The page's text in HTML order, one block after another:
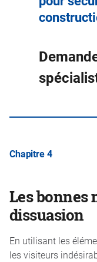
Chapitre 4
Les bonnes
dissuasion
En utilisant les
les visiteurs